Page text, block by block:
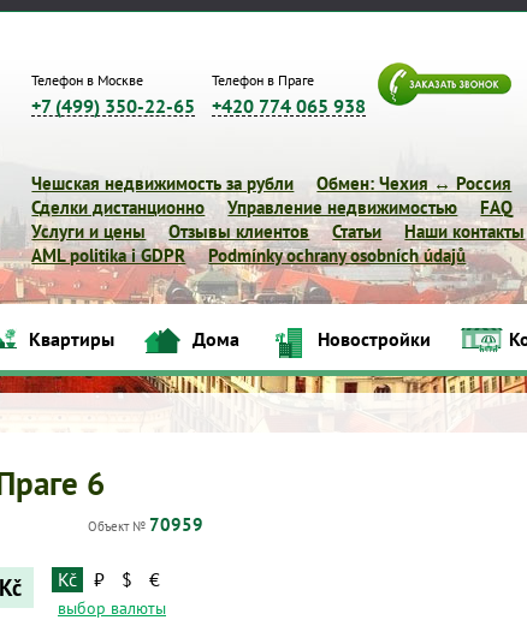
Телефон в Москве
+7 (499) 350-22-65
Телефон в Праге
+420 774 065 938
Чешская недвижимость за рубли
Обмен: Чехия ↔ Россия
Сделки дистанционно
Управление недвижимостью
FAQ
Услуги и цены
Отзывы клиентов Статьи
Наши контакты
AML politika i GDPR
Podmínky ochrany osobních údajů
Квартиры Дома Новостройки
Квартиры Дома Новостройки
6
Объект № 70959
Kč Kč ₽ $ €
выбор валюты